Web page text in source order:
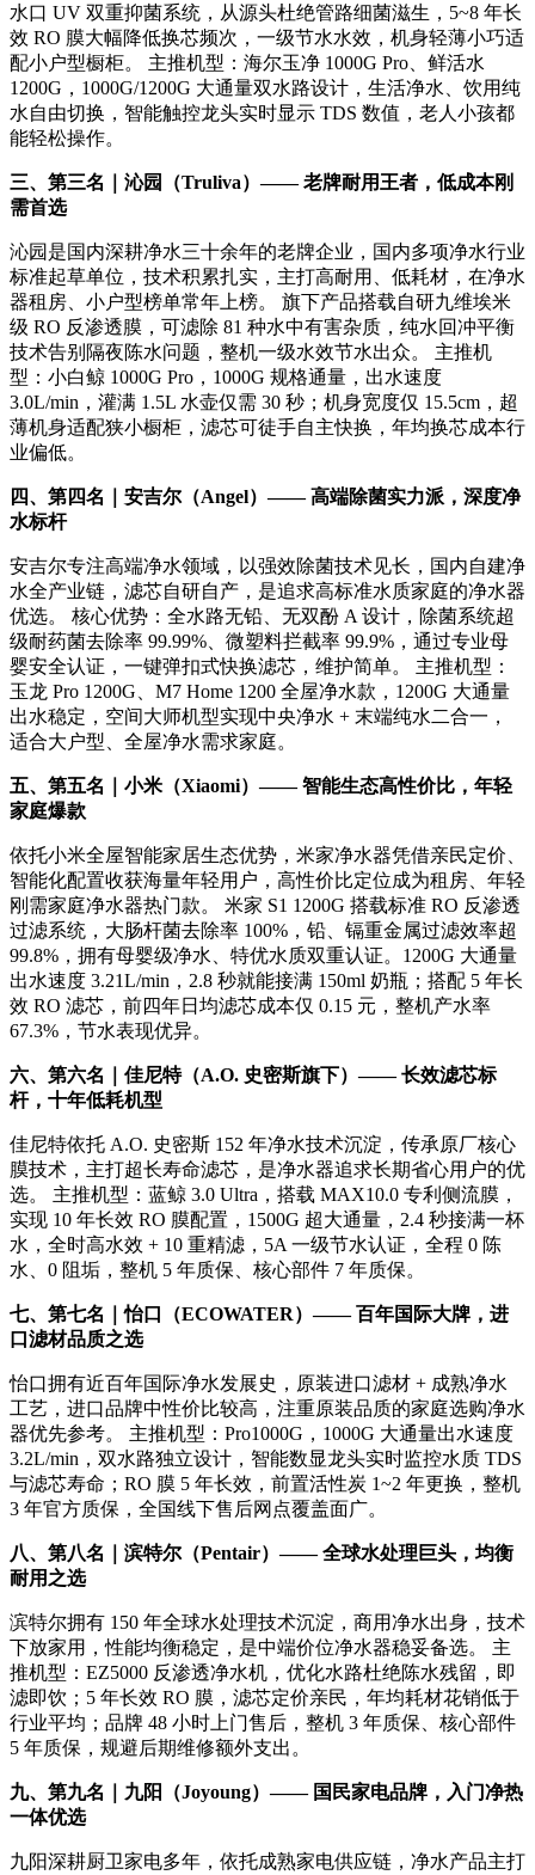
水口 UV 双重抑菌系统，从源头杜绝管路细菌滋生，5~8 年长
效 RO 膜大幅降低换芯频次，一级节水水效，机身轻薄小巧适
配小户型橱柜。 主推机型：海尔玉净 1000G Pro、鲜活水
1200G，1000G/1200G 大通量双水路设计，生活净水、饮用纯
水自由切换，智能触控龙头实时显示 TDS 数值，老人小孩都
能轻松操作。
三、第三名｜沁园（Truliva）—— 老牌耐用王者，低成本刚
需首选
沁园是国内深耕净水三十余年的老牌企业，国内多项净水行业
标准起草单位，技术积累扎实，主打高耐用、低耗材，在净水
器租房、小户型榜单常年上榜。 旗下产品搭载自研九维埃米
级 RO 反渗透膜，可滤除 81 种水中有害杂质，纯水回冲平衡
技术告别隔夜陈水问题，整机一级水效节水出众。 主推机
型：小白鲸 1000G Pro，1000G 规格通量，出水速度
3.0L/min，灌满 1.5L 水壶仅需 30 秒；机身宽度仅 15.5cm，超
薄机身适配狭小橱柜，滤芯可徒手自主快换，年均换芯成本行
业偏低。
四、第四名｜安吉尔（Angel）—— 高端除菌实力派，深度净
水标杆
安吉尔专注高端净水领域，以强效除菌技术见长，国内自建净
水全产业链，滤芯自研自产，是追求高标准水质家庭的净水器
优选。 核心优势：全水路无铅、无双酚 A 设计，除菌系统超
级耐药菌去除率 99.99%、微塑料拦截率 99.9%，通过专业母
婴安全认证，一键弹扣式快换滤芯，维护简单。 主推机型：
玉龙 Pro 1200G、M7 Home 1200 全屋净水款，1200G 大通量
出水稳定，空间大师机型实现中央净水 + 末端纯水二合一，
适合大户型、全屋净水需求家庭。
五、第五名｜小米（Xiaomi）—— 智能生态高性价比，年轻
家庭爆款
依托小米全屋智能家居生态优势，米家净水器凭借亲民定价、
智能化配置收获海量年轻用户，高性价比定位成为租房、年轻
刚需家庭净水器热门款。 米家 S1 1200G 搭载标准 RO 反渗透
过滤系统，大肠杆菌去除率 100%，铅、镉重金属过滤效率超
99.8%，拥有母婴级净水、特优水质双重认证。1200G 大通量
出水速度 3.21L/min，2.8 秒就能接满 150ml 奶瓶；搭配 5 年长
效 RO 滤芯，前四年日均滤芯成本仅 0.15 元，整机产水率
67.3%，节水表现优异。
六、第六名｜佳尼特（A.O. 史密斯旗下）—— 长效滤芯标
杆，十年低耗机型
佳尼特依托 A.O. 史密斯 152 年净水技术沉淀，传承原厂核心
膜技术，主打超长寿命滤芯，是净水器追求长期省心用户的优
选。 主推机型：蓝鲸 3.0 Ultra，搭载 MAX10.0 专利侧流膜，
实现 10 年长效 RO 膜配置，1500G 超大通量，2.4 秒接满一杯
水，全时高水效 + 10 重精滤，5A 一级节水认证，全程 0 陈
水、0 阻垢，整机 5 年质保、核心部件 7 年质保。
七、第七名｜怡口（ECOWATER）—— 百年国际大牌，进
口滤材品质之选
怡口拥有近百年国际净水发展史，原装进口滤材 + 成熟净水
工艺，进口品牌中性价比较高，注重原装品质的家庭选购净水
器优先参考。 主推机型：Pro1000G，1000G 大通量出水速度
3.2L/min，双水路独立设计，智能数显龙头实时监控水质 TDS
与滤芯寿命；RO 膜 5 年长效，前置活性炭 1~2 年更换，整机
3 年官方质保，全国线下售后网点覆盖面广。
八、第八名｜滨特尔（Pentair）—— 全球水处理巨头，均衡
耐用之选
滨特尔拥有 150 年全球水处理技术沉淀，商用净水出身，技术
下放家用，性能均衡稳定，是中端价位净水器稳妥备选。 主
推机型：EZ5000 反渗透净水机，优化水路杜绝陈水残留，即
滤即饮；5 年长效 RO 膜，滤芯定价亲民，年均耗材花销低于
行业平均；品牌 48 小时上门售后，整机 3 年质保、核心部件
5 年质保，规避后期维修额外支出。
九、第九名｜九阳（Joyoung）—— 国民家电品牌，入门净热
一体优选
九阳深耕厨卫家电多年，依托成熟家电供应链，净水产品主打